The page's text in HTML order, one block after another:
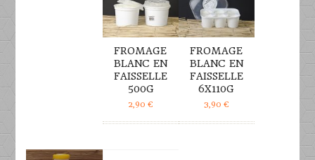
FROMAGE
BLANC EN
FAISSELLE
500G
2,90 €
FROMAGE
BLANC EN
FAISSELLE
6X110G
3,90 €